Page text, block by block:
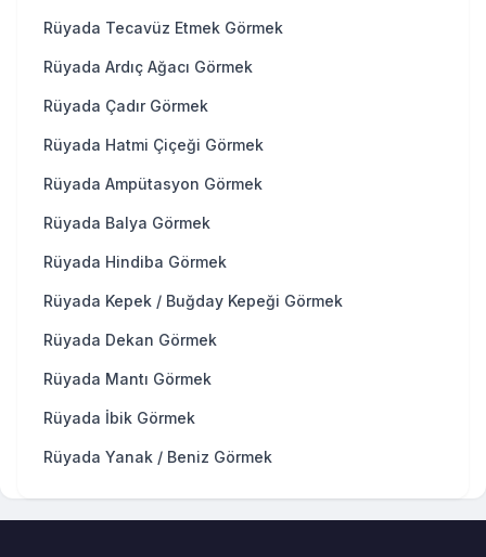
Rüyada Tecavüz Etmek Görmek
Rüyada Ardıç Ağacı Görmek
Rüyada Çadır Görmek
Rüyada Hatmi Çiçeği Görmek
Rüyada Ampütasyon Görmek
Rüyada Balya Görmek
Rüyada Hindiba Görmek
Rüyada Kepek / Buğday Kepeği Görmek
Rüyada Dekan Görmek
Rüyada Mantı Görmek
Rüyada İbik Görmek
Rüyada Yanak / Beniz Görmek